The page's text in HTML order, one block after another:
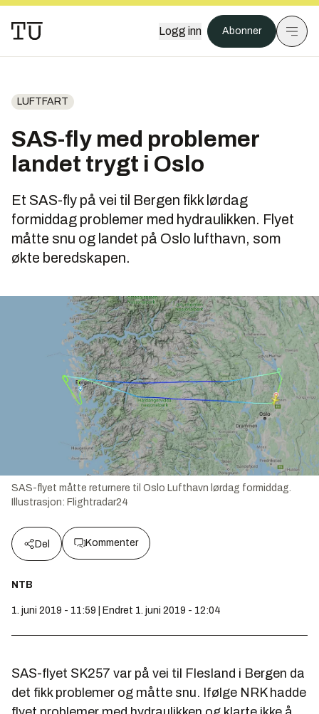
Logg inn Abonner
LUFTFART
SAS-fly med problemer
landet trygt i Oslo
Et SAS-fly på vei til Bergen fikk lørdag
formiddag problemer med hydraulikken. Flyet
måtte snu og landet på Oslo lufthavn, som
økte beredskapen.
SAS-flyet måtte returnere til Oslo Lufthavn lørdag formiddag.
Illustrasjon: Flightradar24
Del Kommenter
NTB
1. juni 2019 - 11:59 | Endret 1. juni 2019 - 12:04
SAS-flyet SK257 var på vei til Flesland i Bergen da
det fikk problemer og måtte snu. Ifølge NRK hadde